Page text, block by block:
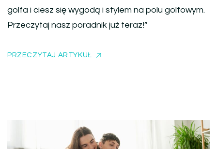
golfa i ciesz się wygodą i stylem na polu golfowym.
Przeczytaj nasz poradnik już teraz!”
PRZECZYTAJ ARTYKUŁ